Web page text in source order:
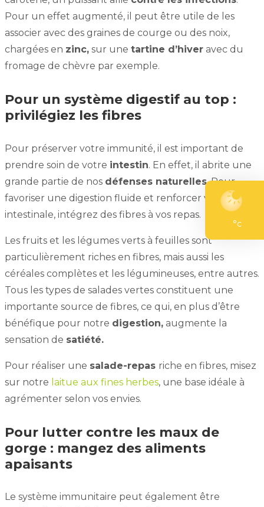
°c
Pour un effet augmenté, il peut être utile de les
associer avec des graines de courge ou des noix,
chargées en zinc, sur une tartine d’hiver avec du
fromage de chèvre par exemple.
Pour un système digestif au top :
privilégiez les fibres
Pour préserver votre immunité, il est important de
prendre soin de votre intestin. En effet, il abrite une
grande partie de nos défenses naturelles. Pour
favoriser une digestion fluide et renforcer votre flore
intestinale, intégrez des fibres à vos repas.
Les fruits et les légumes verts à feuilles sont
particulièrement riches en fibres, mais aussi les
céréales complètes et les légumineuses, entre autres.
Tous les types de salades vertes constituent une
importante source de fibres, ce qui, en plus d’être
bénéfique pour notre digestion, augmente la
sensation de satiété.
Pour réaliser une salade-repas riche en fibres, misez
sur notre laitue aux fines herbes, une base idéale à
agrémenter selon vos envies.
Pour lutter contre les maux de
gorge : mangez des aliments
apaisants
Le système immunitaire peut également être